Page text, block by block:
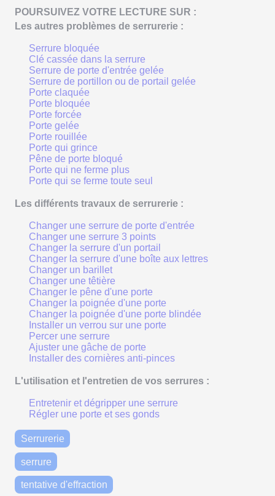
POURSUIVEZ VOTRE LECTURE SUR :
Les autres problèmes de serrurerie :
Serrure bloquée
Clé cassée dans la serrure
Serrure de porte d'entrée gelée
Serrure de portillon ou de portail gelée
Porte claquée
Porte bloquée
Porte forcée
Porte gelée
Porte rouillée
Porte qui grince
Pêne de porte bloqué
Porte qui ne ferme plus
Porte qui se ferme toute seul
Les différents travaux de serrurerie :
Changer une serrure de porte d'entrée
Changer une serrure 3 points
Changer la serrure d'un portail
Changer la serrure d'une boîte aux lettres
Changer un barillet
Changer une têtière
Changer le pêne d'une porte
Changer la poignée d'une porte
Changer la poignée d'une porte blindée
Installer un verrou sur une porte
Percer une serrure
Ajuster une gâche de porte
Installer des cornières anti-pinces
L'utilisation et l'entretien de vos serrures :
Entretenir et dégripper une serrure
Régler une porte et ses gonds
Serrurerie
serrure
tentative d'effraction